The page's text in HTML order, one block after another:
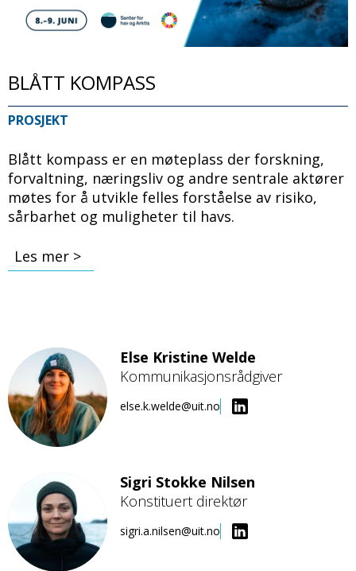
BLÅTT KOMPASS
PROSJEKT
Blått kompass er en møteplass der forskning,
forvaltning, næringsliv og andre sentrale aktører
møtes for å utvikle felles forståelse av risiko,
sårbarhet og muligheter til havs.
Les mer >
Bilde
Else Kristine Welde
Kommunikasjonsrådgiver
else.k.welde@uit.no
Bilde
Sigri Stokke Nilsen
Konstituert direktør
sigri.a.nilsen@uit.no